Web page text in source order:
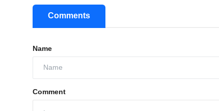
Comments
Name
Comment